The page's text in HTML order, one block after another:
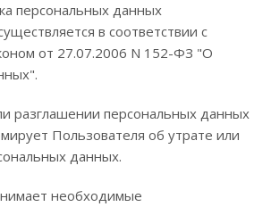
персональных данных
в соответствии с
от 27.07.2006 N 152-ФЗ "О
разглашении персональных данных
Пользователя об утрате или
данных.
необходимые